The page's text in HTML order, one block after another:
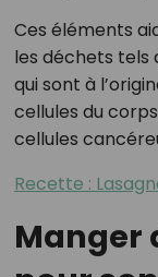
Ces éléments
les déchets tels
qui sont à
cellules du
cellules
Recette :
Manger